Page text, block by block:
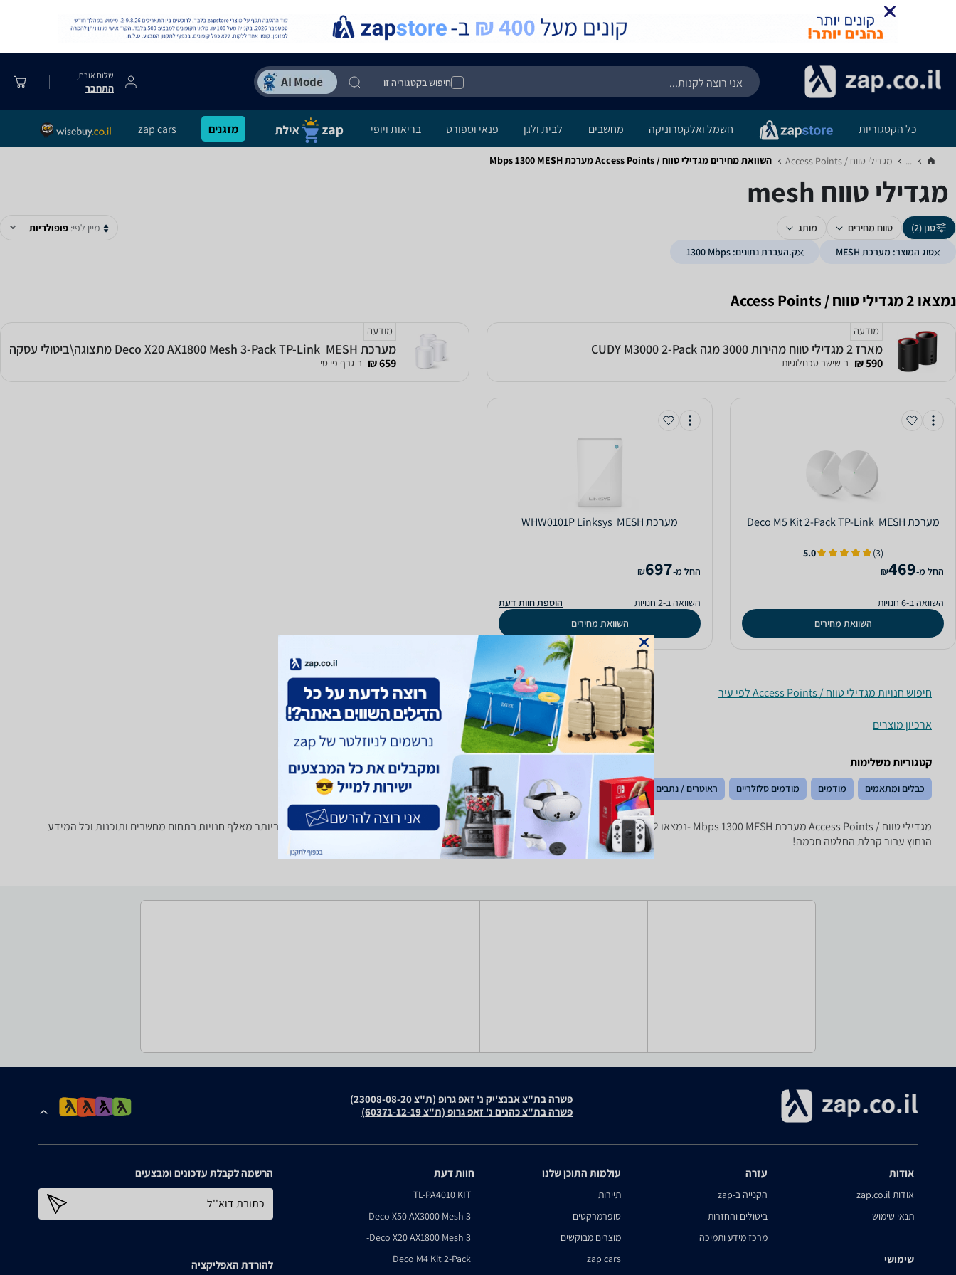
חיפוש בקטגוריה זו
שלום אורח,
התחבר
כל הקטגוריות חשמל ואלקטרוניקה מחשבים לבית ולגן פנאי וספורט בריאות ויופי מזגנים zap cars
... מגדילי טווח / Access Points‏ השוואת מחירים מגדילי טווח / Access Points ‏מערכת MESH ‏1300 ‏Mbps
מגדילי טווח mesh
סנן (2) טווח מחירים
מותג
סוג המוצר: מערכת MESH
ק.העברת נתונים: 1300‎ Mbps
מיין לפי: פופולריות
נמצאו 2 מגדילי טווח / Access Points
מודעה
מארז 2 מגדילי טווח מהירות 3000 מגה CUDY M3000 2-Pack
590 ₪ ב-שישר טכנולוגיות
מודעה
מערכת MESH ‏ Deco X20 AX1800 Mesh 3-Pack TP-Link מתצוגה\ביטולי עסקה
659 ₪ ב-גרף פי סי
מערכת MESH ‏ Deco M5 Kit 2-Pack TP-Link
(3)
5.0
‫החל מ-469
₪
השוואה ב-6 חנויות
השוואת מחירים
מערכת MESH ‏ WHW0101P Linksys
‫החל מ-697
₪
השוואה ב-2 חנויות
הוספת חוות דעת
השוואת מחירים
חיפוש חנויות מגדילי טווח / Access Points לפי עיר
ארכיון מוצרים
קטגוריות משלימות
כבלים ומתאמים מודמים מודמים סלולריים ראוטרים / נתבים ציוד משלים לתקשורת
מגדילי טווח / Access Points ‏מערכת MESH ‏1300 ‏Mbps -נמצאו 2 מוצרים. מחפש מגדיל טווח / Access Point? רק בזאפ תמצאו חוות דעת, השוואת מחירים ביותר מאלף חנויות בתחום מחשבים ותוכנות וכל המידע
הנחוץ עבור קבלת החלטה חכמה!
פשרה בת"צ אבנצ'יק נ' זאפ גרופ (ת"צ 23008-08-20)
פשרה בת"צ כהנים נ' זאפ גרופ (ת"צ 60371-12-19)
אודות
אודות zap.co.il
תנאי שימוש
שימושי
עזרה
הקנייה ב-zap
ביטולים והחזרות
מרכז מידע ותמיכה
עולמות התוכן שלנו
תיירות
סופרמרקטים
מוצרים מבוקשים
zap cars
חוות דעת
TL-PA4010 KIT
Deco X50 AX3000 Mesh 3-
Deco X20 AX1800 Mesh 3-
Deco M4 Kit 2-Pack
הרשמה לקבלת עדכונים ומבצעים
כתובת דוא''ל
להורדת האפליקציה